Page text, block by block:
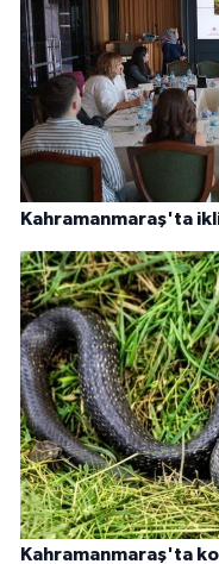
Kahramanmaraş'ta
Kahramanmaraş'ta